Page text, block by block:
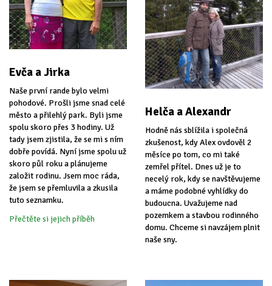
Evča a Jirka
Naše první rande bylo velmi
pohodové. Prošli jsme snad celé
město a přilehlý park. Byli jsme
spolu skoro přes 3 hodiny. Už
tady jsem zjistila, že se mi s ním
dobře povídá. Nyní jsme spolu už
skoro půl roku a plánujeme
založit rodinu. Jsem moc ráda,
že jsem se přemluvila a zkusila
tuto seznamku.
Přečtěte si jejich příběh
Helča a Alexandr
Hodně nás sblížila i společná
zkušenost, kdy Alex ovdověl 2
měsíce po tom, co mi také
zemřel přítel. Dnes už je to
necelý rok, kdy se navštěvujeme
a máme podobné vyhlídky do
budoucna. Uvažujeme nad
pozemkem a stavbou rodinného
domu. Chceme si navzájem plnit
naše sny.